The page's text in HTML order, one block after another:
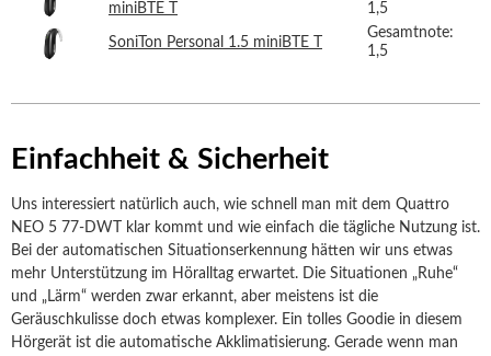
miniBTE T
1,5
SoniTon Personal 1.5 miniBTE T
Gesamtnote:
1,5
Einfachheit & Sicherheit
Uns interessiert natürlich auch, wie schnell man mit dem Quattro
NEO 5 77-DWT klar kommt und wie einfach die tägliche Nutzung ist.
Bei der automatischen Situationserkennung hätten wir uns etwas
mehr Unterstützung im Höralltag erwartet. Die Situationen „Ruhe“
und „Lärm“ werden zwar erkannt, aber meistens ist die
Geräuschkulisse doch etwas komplexer. Ein tolles Goodie in diesem
Hörgerät ist die automatische Akklimatisierung. Gerade wenn man